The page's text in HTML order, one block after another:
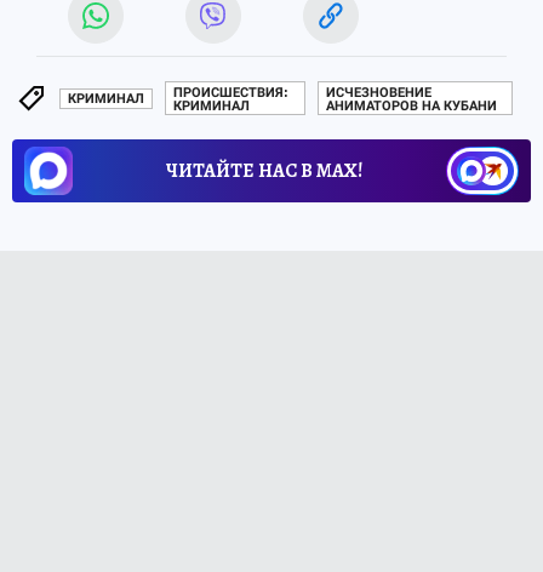
КРИМИНАЛ
ПРОИСШЕСТВИЯ:
КРИМИНАЛ
ИСЧЕЗНОВЕНИЕ
АНИМАТОРОВ НА КУБАНИ
ЧИТАЙТЕ НАС В МАХ!